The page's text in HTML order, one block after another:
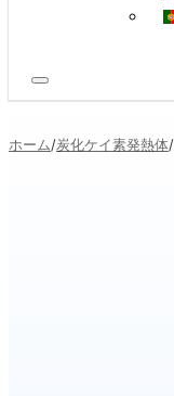
ホーム 炭化ケイ素発熱体